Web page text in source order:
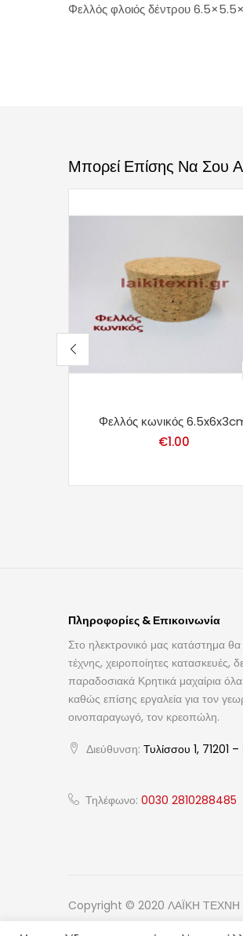
Φελλός φλοιός δέντρου
Μπορεί Επίσης Να Σου
Φελλός κωνικός
€1.00
Πληροφορίες & Επικοινωνία
Στο ηλεκτρονικό μας κατάστημα θα
τέχνης, χειροποίητες κατασκευές,
παραδοσιακά Κρητικά μαχαίρια
καθώς επίσης εργαλεία για τον
οινοπαραγωγό, τον κρεοπώλη.
Διεύθυνση: Τυλίσσου 1, 71201 –
Τηλέφωνο: 0030 2810288485
Copyright © 2020 ΛΑΪΚΗ ΤΕΧΝΗ